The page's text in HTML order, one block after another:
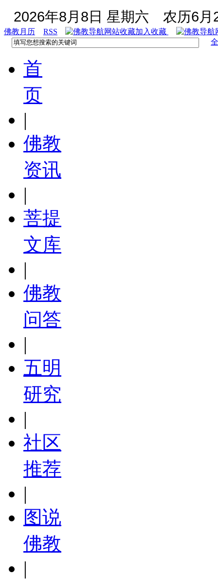
2026年8月8日 星期六 农历6月
佛教月历 RSS
加入收藏
首
页
|
佛教
资讯
|
菩提
文库
|
佛教
问答
|
五明
研究
|
社区
推荐
|
图说
佛教
|